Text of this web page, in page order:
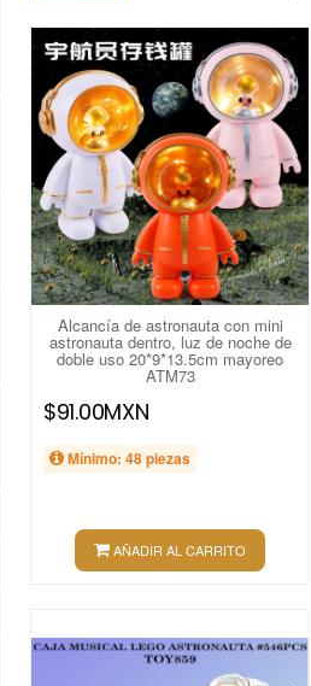
Alcancía de astronauta con mini
astronauta dentro, luz de noche de
doble uso 20*9*13.5cm mayoreo
ATM73
$91.00MXN
Mínimo: 48 piezas
AÑADIR AL CARRITO